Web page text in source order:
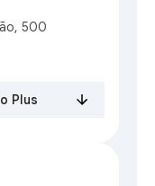
500
Plus